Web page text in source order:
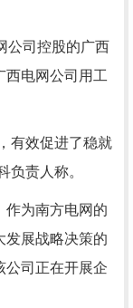
公司控股的广西
西电网公司用工
有效促进了稳就
负责人称。
作为南方电网的
发展战略决策的
公司正在开展企